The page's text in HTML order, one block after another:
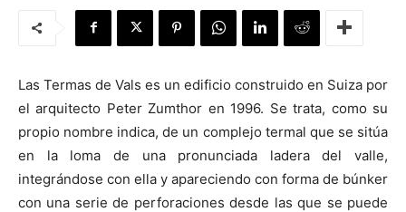
Las Termas de Vals es un edificio construido en Suiza por
el arquitecto Peter Zumthor en 1996. Se trata, como su
propio nombre indica, de un complejo termal que se sitúa
en la loma de una pronunciada ladera del valle,
integrándose con ella y apareciendo con forma de búnker
con una serie de perforaciones desde las que se puede